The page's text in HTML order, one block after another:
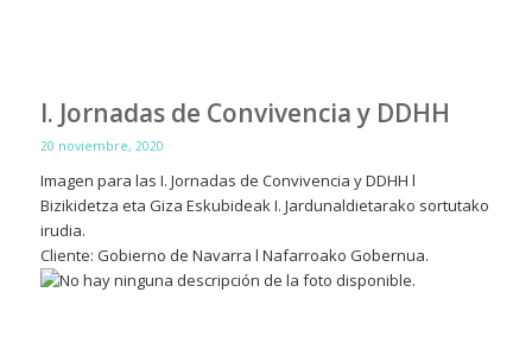
I. Jornadas de Convivencia y DDHH
20 noviembre, 2020
Imagen para las I. Jornadas de Convivencia y DDHH l
Bizikidetza eta Giza Eskubideak I. Jardunaldietarako sortutako
irudia.
Cliente: Gobierno de Navarra l Nafarroako Gobernua.